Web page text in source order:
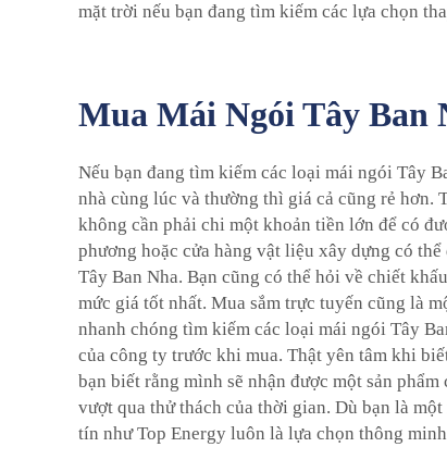
mặt trời nếu bạn đang tìm kiếm các lựa chọn
Mua Mái Ngói Tây Ban
Nếu bạn đang tìm kiếm các loại mái ngói Tây
nhà cùng lúc và thường thì giá cả cũng rẻ hơn.
không cần phải chi một khoản tiền lớn để có
phương hoặc cửa hàng vật liệu xây dựng có
Tây Ban Nha. Bạn cũng có thể hỏi về chiết
mức giá tốt nhất. Mua sắm trực tuyến cũng là
nhanh chóng tìm kiếm các loại mái ngói Tây
của công ty trước khi mua. Thật yên tâm khi
bạn biết rằng mình sẽ nhận được một sản
vượt qua thử thách của thời gian. Dù bạn là
tín như Top Energy luôn là lựa chọn thông